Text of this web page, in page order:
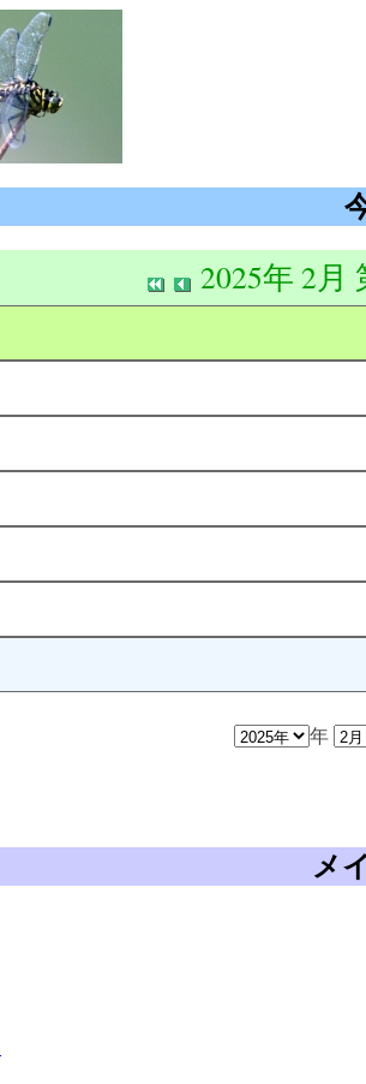
2025年 2月
年
メ